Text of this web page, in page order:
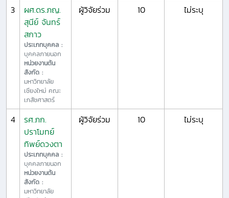
3
ผศ.ดร.ภญ.
สุนีย์ จันทร์
สกาว
ประเภทบุคคล :
บุคคลภายนอก
หน่วยงานต้น
สังกัด :
มหาวิทยาลัย
เชียงใหม่ คณะ
เภสัชศาสตร์
ผู้วิจัยร่วม 10 ไม่ระบุ
4
รศ.ภก.
ปราโมทย์
ทิพย์ดวงตา
ประเภทบุคคล :
บุคคลภายนอก
หน่วยงานต้น
สังกัด :
มหาวิทยาลัย
ผู้วิจัยร่วม 10 ไม่ระบุ